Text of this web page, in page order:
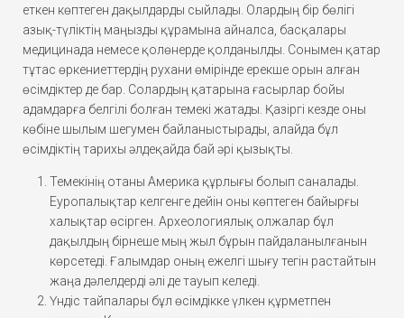
еткен көптеген дақылдарды сыйлады. Олардың бір бөлігі
азық-түліктің маңызды құрамына айналса, басқалары
медицинада немесе қолөнерде қолданылды. Сонымен қатар
тұтас өркениеттердің рухани өмірінде ерекше орын алған
өсімдіктер де бар. Солардың қатарына ғасырлар бойы
адамдарға белгілі болған темекі жатады. Қазіргі кезде оны
көбіне шылым шегумен байланыстырады, алайда бұл
өсімдіктің тарихы әлдеқайда бай әрі қызықты.
Темекінің отаны Америка құрлығы болып саналады.
Еуропалықтар келгенге дейін оны көптеген байырғы
халықтар өсірген. Археологиялық олжалар бұл
дақылдың бірнеше мың жыл бұрын пайдаланылғанын
көрсетеді. Ғалымдар оның ежелгі шығу тегін растайтын
жаңа дәлелдерді әлі де тауып келеді.
Үндіс тайпалары бұл өсімдікке үлкен құрметпен